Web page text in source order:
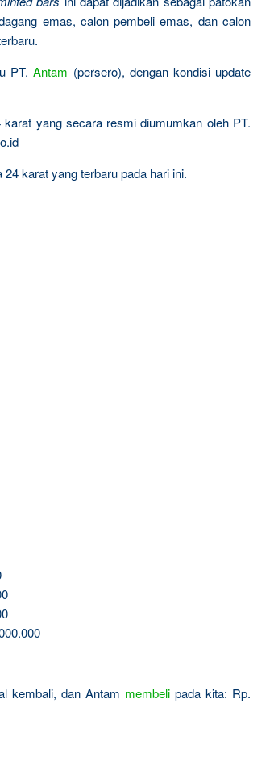
emas, calon pembeli emas, dan calon
PT.Antam (persero), dengan kondisi update
yang secara resmi diumumkan oleh PT.
karat yang terbaru pada hari ini.
kembali, dan Antam membeli pada kita: Rp.